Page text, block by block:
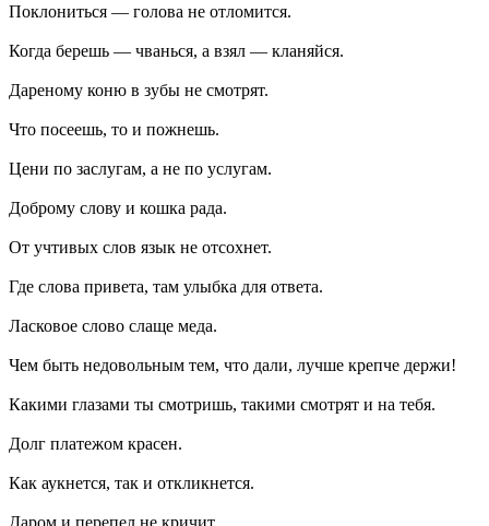
Поклониться — голова не отломится.
Когда берешь — чванься, а взял — кланяйся.
Дареному коню в зубы не смотрят.
Что посеешь, то и пожнешь.
Цени по заслугам, а не по услугам.
Доброму слову и кошка рада.
От учтивых слов язык не отсохнет.
Где слова привета, там улыбка для ответа.
Ласковое слово слаще меда.
Чем быть недовольным тем, что дали, лучше крепче держи!
Какими глазами ты смотришь, такими смотрят и на тебя.
Долг платежом красен.
Как аукнется, так и откликнется.
Даром и перепел не кричит.